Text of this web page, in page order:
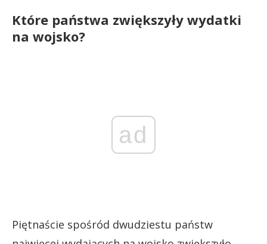
Które państwa zwiększyły wydatki
na wojsko?
ad
Piętnaście spośród dwudziestu państw